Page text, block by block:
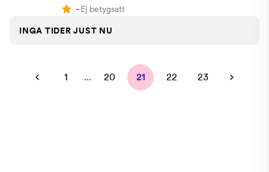
-Ej betygsatt
INGA TIDER JUST NU
1 ... 20 21 22 23